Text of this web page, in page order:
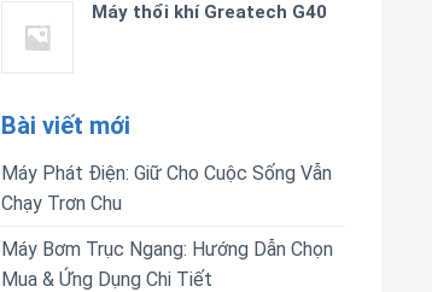
Máy thổi khí Greatech G40
Bài viết mới
Máy Phát Điện: Giữ Cho Cuộc Sống Vẫn
Chạy Trơn Chu
Máy Bơm Trục Ngang: Hướng Dẫn Chọn
Mua & Ứng Dụng Chi Tiết